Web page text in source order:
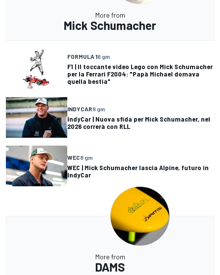
More from
Mick Schumacher
FORMULA 16 gm
F1 | Il toccante video Lego con Mick Schumacher
per la Ferrari F2004: "Papà Michael domava
quella bestia"
INDYCAR8 gm
IndyCar | Nuova sfida per Mick Schumacher, nel
2026 correrà con RLL
WEC8 gm
WEC | Mick Schumacher lascia Alpine, futuro in
IndyCar
More from
DAMS